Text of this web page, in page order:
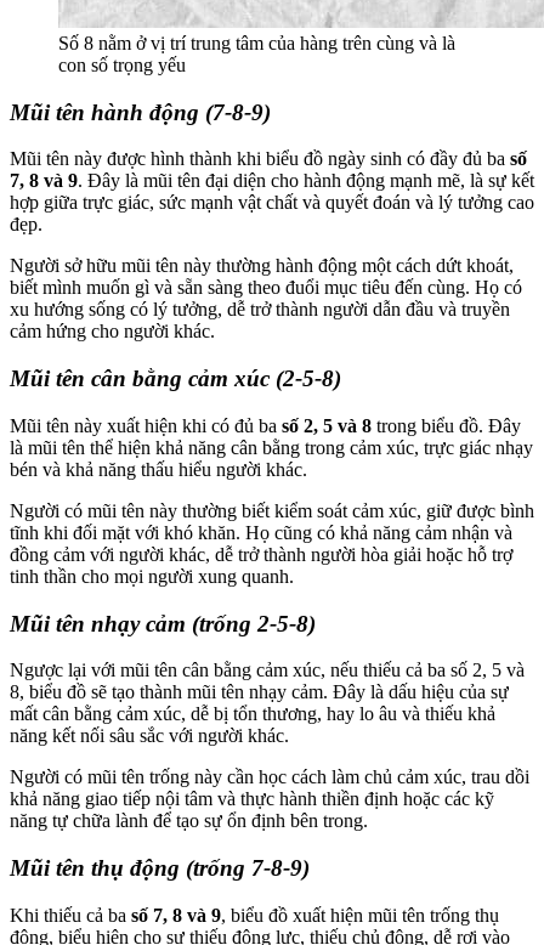
Số 8 nằm ở vị trí trung tâm của hàng trên cùng và là
con số trọng yếu
Mũi tên hành động (7-8-9)
Mũi tên này được hình thành khi biểu đồ ngày sinh có đầy đủ ba số
7, 8 và 9. Đây là mũi tên đại diện cho hành động mạnh mẽ, là sự kết
hợp giữa trực giác, sức mạnh vật chất và quyết đoán và lý tưởng cao
đẹp.
Người sở hữu mũi tên này thường hành động một cách dứt khoát,
biết mình muốn gì và sẵn sàng theo đuổi mục tiêu đến cùng. Họ có
xu hướng sống có lý tưởng, dễ trở thành người dẫn đầu và truyền
cảm hứng cho người khác.
Mũi tên cân bằng cảm xúc (2-5-8)
Mũi tên này xuất hiện khi có đủ ba số 2, 5 và 8 trong biểu đồ. Đây
là mũi tên thể hiện khả năng cân bằng trong cảm xúc, trực giác nhạy
bén và khả năng thấu hiểu người khác.
Người có mũi tên này thường biết kiểm soát cảm xúc, giữ được bình
tĩnh khi đối mặt với khó khăn. Họ cũng có khả năng cảm nhận và
đồng cảm với người khác, dễ trở thành người hòa giải hoặc hỗ trợ
tinh thần cho mọi người xung quanh.
Mũi tên nhạy cảm (trống 2-5-8)
Ngược lại với mũi tên cân bằng cảm xúc, nếu thiếu cả ba số 2, 5 và
8, biểu đồ sẽ tạo thành mũi tên nhạy cảm. Đây là dấu hiệu của sự
mất cân bằng cảm xúc, dễ bị tổn thương, hay lo âu và thiếu khả
năng kết nối sâu sắc với người khác.
Người có mũi tên trống này cần học cách làm chủ cảm xúc, trau dồi
khả năng giao tiếp nội tâm và thực hành thiền định hoặc các kỹ
năng tự chữa lành để tạo sự ổn định bên trong.
Mũi tên thụ động (trống 7-8-9)
Khi thiếu cả ba số 7, 8 và 9, biểu đồ xuất hiện mũi tên trống thụ
động, biểu hiện cho sự thiếu động lực, thiếu chủ động, dễ rơi vào